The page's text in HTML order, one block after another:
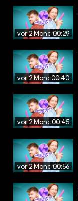
vor 2 Monaten
00:29
vor 2 Monaten
00:40
vor 2 Monaten
00:45
vor 2 Monaten
00:56